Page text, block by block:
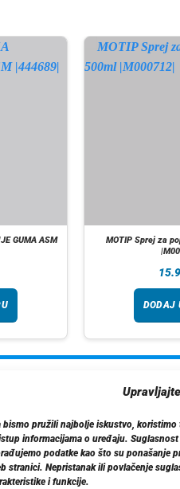
bismo pružili najbolje iskustvo,
informacijama o uređaju.
podatke kao što su ponašanje
stranici. Nepristanak ili povlačenje
i funkcije.
GUMA ASM
MOTIP Sprej za
DODAJ
Dostava
Politika privatnosti
Kontakt